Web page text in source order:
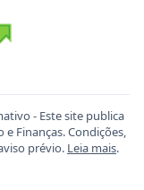
- Este site publica
Finanças. Condições,
prévio. Leia mais.